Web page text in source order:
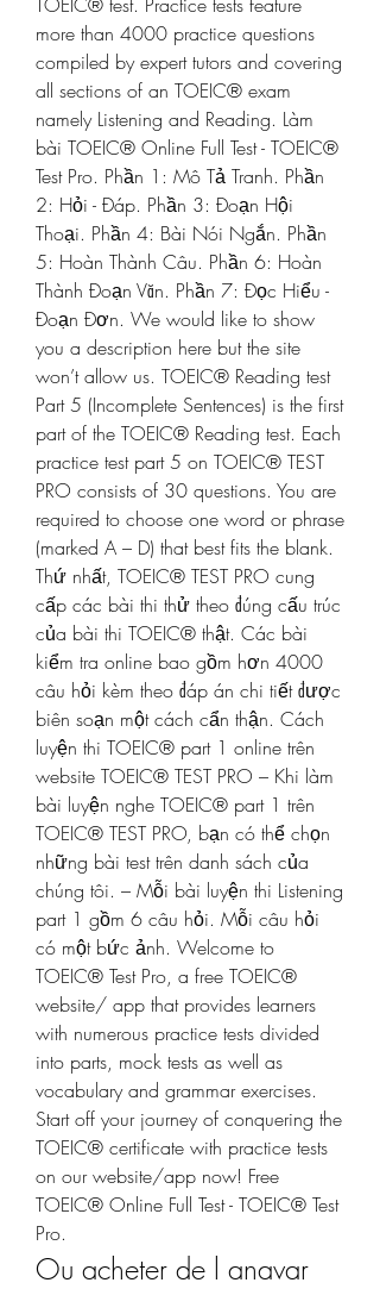
more than 4000 practice questions
compiled by expert tutors and covering
all sections of an TOEIC® exam
namely Listening and Reading. Làm
bài TOEIC® Online Full Test - TOEIC®
Test Pro. Phần 1: Mô Tả Tranh. Phần
2: Hỏi - Đáp. Phần 3: Đoạn Hội
Thoại. Phần 4: Bài Nói Ngắn. Phần
5: Hoàn Thành Câu. Phần 6: Hoàn
Thành Đoạn Văn. Phần 7: Đọc Hiểu -
Đoạn Đơn. We would like to show
you a description here but the site
won’t allow us. TOEIC® Reading test
Part 5 (Incomplete Sentences) is the first
part of the TOEIC® Reading test. Each
practice test part 5 on TOEIC® TEST
PRO consists of 30 questions. You are
required to choose one word or phrase
(marked A – D) that best fits the blank.
Thứ nhất, TOEIC® TEST PRO cung
cấp các bài thi thử theo đúng cấu trúc
của bài thi TOEIC® thật. Các bài
kiểm tra online bao gồm hơn 4000
câu hỏi kèm theo đáp án chi tiết được
biên soạn một cách cẩn thận. Cách
luyện thi TOEIC® part 1 online trên
website TOEIC® TEST PRO – Khi làm
bài luyện nghe TOEIC® part 1 trên
TOEIC® TEST PRO, bạn có thể chọn
những bài test trên danh sách của
chúng tôi. – Mỗi bài luyện thi Listening
part 1 gồm 6 câu hỏi. Mỗi câu hỏi
có một bức ảnh. Welcome to
TOEIC® Test Pro, a free TOEIC®
website/ app that provides learners
with numerous practice tests divided
into parts, mock tests as well as
vocabulary and grammar exercises.
Start off your journey of conquering the
TOEIC® certificate with practice tests
on our website/app now! Free
TOEIC® Online Full Test - TOEIC® Test
Pro.
Ou acheter de l anavar